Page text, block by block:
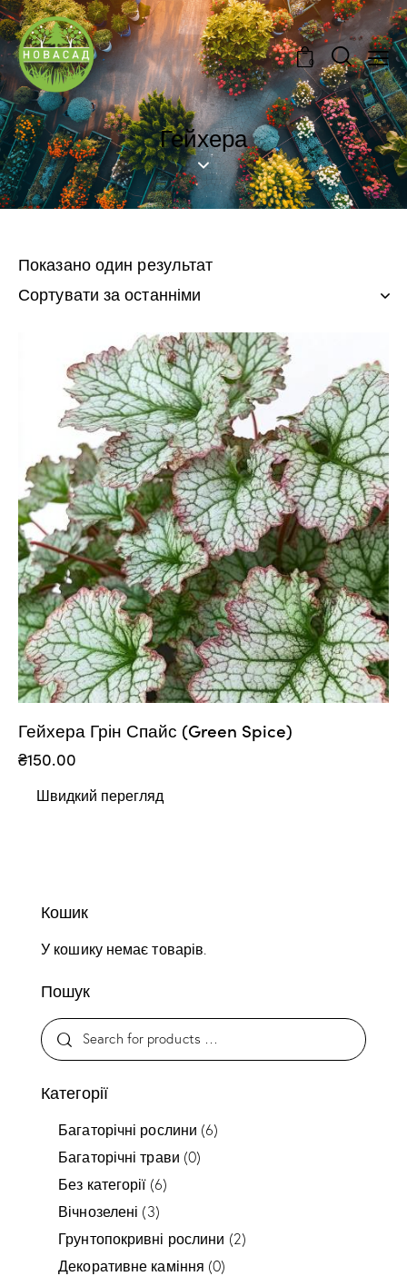
0
Гейхера
Показано один результат
Гейхера Грін Спайс (Green Spice)
₴150.00
Швидкий перегляд
Кошик
У кошику немає товарів.
Пошук
Категорії
Багаторічні рослини (6)
Багаторічні трави (0)
Без категорії (6)
Вічнозелені (3)
Грунтопокривні рослини (2)
Декоративне каміння (0)